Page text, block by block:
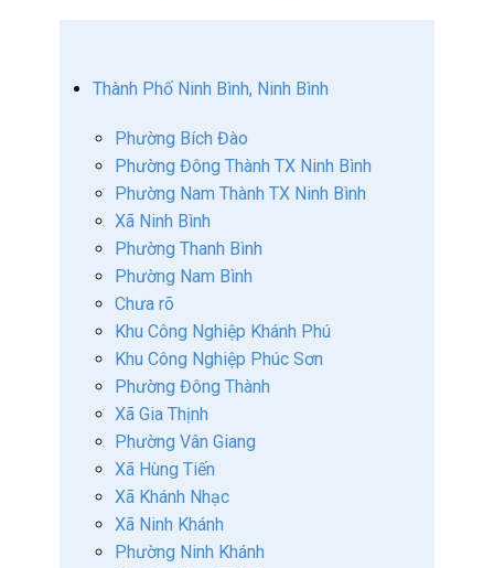
Thành Phố Ninh Bình, Ninh Bình
Phường Bích Đào
Phường Đông Thành TX Ninh Bình
Phường Nam Thành TX Ninh Bình
Xã Ninh Bình
Phường Thanh Bình
Phường Nam Bình
Chưa rõ
Khu Công Nghiệp Khánh Phú
Khu Công Nghiệp Phúc Sơn
Phường Đông Thành
Xã Gia Thịnh
Phường Vân Giang
Xã Hùng Tiến
Xã Khánh Nhạc
Xã Ninh Khánh
Phường Ninh Khánh